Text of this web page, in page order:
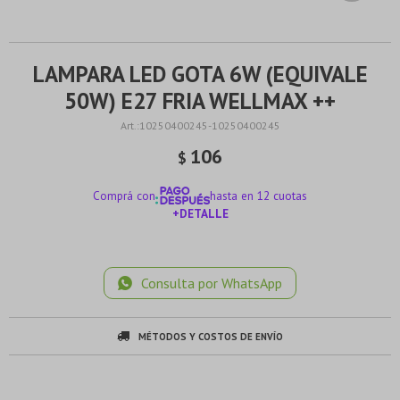
LAMPARA LED GOTA 6W (EQUIVALE
50W) E27 FRIA WELLMAX ++
10250400245-10250400245
$ 106
Comprá con
hasta en 12 cuotas
+DETALLE
Consulta por WhatsApp
MÉTODOS Y COSTOS DE ENVÍO